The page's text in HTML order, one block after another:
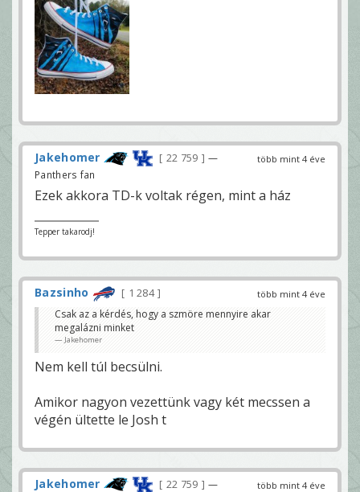
több mint 4 éve
Jakehomer 22 759
—
Panthers fan
Ezek akkora TD-k voltak régen, mint a ház
Tepper takarodj!
több mint 4 éve
Bazsinho
1 284
Csak az a kérdés, hogy a szmöre mennyire akar
megalázni minket
Jakehomer
Nem kell túl becsülni.
Amikor nagyon vezettünk vagy két mecssen a
végén ültette le Josh t
több mint 4 éve
Jakehomer 22 759
—